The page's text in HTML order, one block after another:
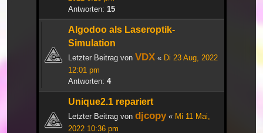
Antworten: 15
Algodoo als Laseroptik-
Simulation
Letzter Beitrag von VDX « Di 23 Aug, 2022
12:01 pm
Antworten: 4
Unique2.1 repariert
Letzter Beitrag von djcopy« Mi 11 Mai,
2022 10:36 pm